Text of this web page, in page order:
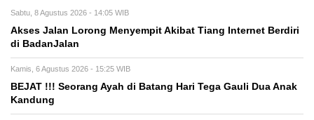
Sabtu, 8 Agustus 2026 - 14:05 WIB
Akses Jalan Lorong Menyempit Akibat Tiang Internet Berdiri
di BadanJalan
Kamis, 6 Agustus 2026 - 15:25 WIB
BEJAT !!! Seorang Ayah di Batang Hari Tega Gauli Dua Anak
Kandung